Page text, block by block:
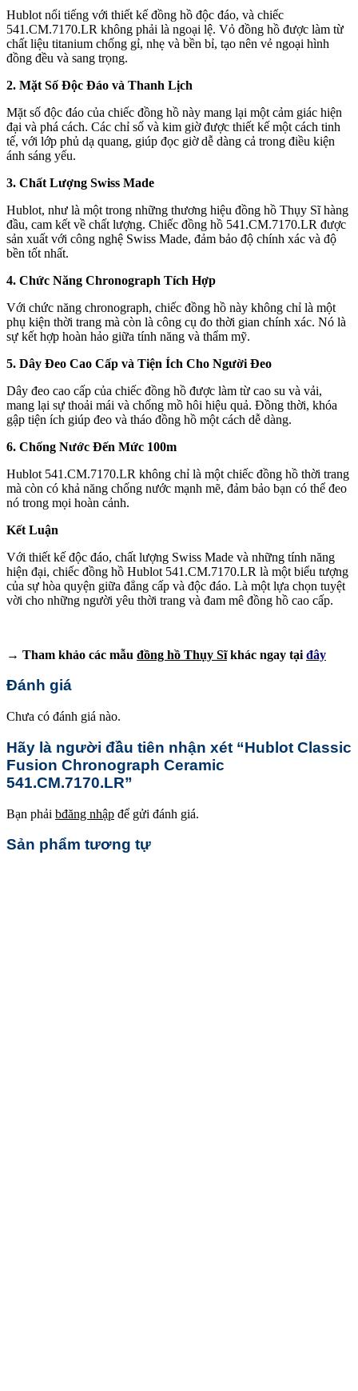
Hublot nổi tiếng với thiết kế đồng hồ độc đáo, và chiếc
541.CM.7170.LR không phải là ngoại lệ. Vỏ đồng hồ được làm từ
chất liệu titanium chống gỉ, nhẹ và bền bỉ, tạo nên vẻ ngoại hình
đồng đều và sang trọng.
2. Mặt Số Độc Đáo và Thanh Lịch
Mặt số độc đáo của chiếc đồng hồ này mang lại một cảm giác hiện
đại và phá cách. Các chỉ số và kim giờ được thiết kế một cách tinh
tế, với lớp phủ dạ quang, giúp đọc giờ dễ dàng cả trong điều kiện
ánh sáng yếu.
3. Chất Lượng Swiss Made
Hublot, như là một trong những thương hiệu đồng hồ Thụy Sĩ hàng
đầu, cam kết về chất lượng. Chiếc đồng hồ 541.CM.7170.LR được
sản xuất với công nghệ Swiss Made, đảm bảo độ chính xác và độ
bền tốt nhất.
4. Chức Năng Chronograph Tích Hợp
Với chức năng chronograph, chiếc đồng hồ này không chỉ là một
phụ kiện thời trang mà còn là công cụ đo thời gian chính xác. Nó là
sự kết hợp hoàn hảo giữa tính năng và thẩm mỹ.
5. Dây Đeo Cao Cấp và Tiện Ích Cho Người Đeo
Dây đeo cao cấp của chiếc đồng hồ được làm từ cao su và vải,
mang lại sự thoải mái và chống mồ hôi hiệu quả. Đồng thời, khóa
gập tiện ích giúp đeo và tháo đồng hồ một cách dễ dàng.
6. Chống Nước Đến Mức 100m
Hublot 541.CM.7170.LR không chỉ là một chiếc đồng hồ thời trang
mà còn có khả năng chống nước mạnh mẽ, đảm bảo bạn có thể đeo
nó trong mọi hoàn cảnh.
Kết Luận
Với thiết kế độc đáo, chất lượng Swiss Made và những tính năng
hiện đại, chiếc đồng hồ Hublot 541.CM.7170.LR là một biểu tượng
của sự hòa quyện giữa đẳng cấp và độc đáo. Là một lựa chọn tuyệt
vời cho những người yêu thời trang và đam mê đồng hồ cao cấp.
→ Tham khảo các mẫu đồng hồ Thụy Sĩkhác ngay tại đây
Đánh giá
Chưa có đánh giá nào.
Hãy là người đầu tiên nhận xét “Hublot Classic
Fusion Chronograph Ceramic
541.CM.7170.LR”
Bạn phải bđăng nhập để gửi đánh giá.
Sản phẩm tương tự